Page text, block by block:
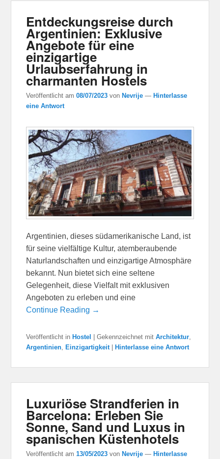
Entdeckungsreise durch
Argentinien: Exklusive
Angebote für eine
einzigartige
Urlaubserfahrung in
charmanten Hostels
Veröffentlicht am08/07/2023 von Nevrije — Hinterlasse
eine Antwort
Argentinien, dieses südamerikanische Land, ist
für seine vielfältige Kultur, atemberaubende
Naturlandschaften und einzigartige Atmosphäre
bekannt. Nun bietet sich eine seltene
Gelegenheit, diese Vielfalt mit exklusiven
Angeboten zu erleben und eine
Continue Reading →
Veröffentlicht in Hostel |Gekennzeichnet mit Architektur,
Argentinien, Einzigartigkeit Hinterlasse eine Antwort
Luxuriöse Strandferien in
Barcelona: Erleben Sie
Sonne, Sand und Luxus in
spanischen Küstenhotels
Veröffentlicht am13/05/2023 von Nevrije — Hinterlasse